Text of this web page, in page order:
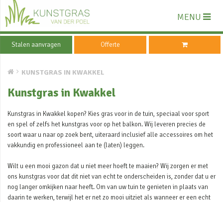
MENU
Stalen aanvragen Offerte
KUNSTGRAS IN KWAKKEL
Kunstgras in Kwakkel
Kunstgras in Kwakkel kopen? Kies gras voor in de tuin, speciaal voor sport
en spel of zelfs het kunstgras voor op het balkon. Wij leveren precies de
soort waar u naar op zoek bent, uiteraard inclusief alle accessoires om het
vakkundig en professioneel aan te (laten) leggen.
Wilt u een mooi gazon dat u niet meer hoeft te maaien? Wij zorgen er met
ons kunstgras voor dat dit niet van echt te onderscheiden is, zonder dat u er
nog langer omkijken naar heeft. Om van uw tuin te genieten in plaats van
daarin te werken, terwijl het er net zo mooi uitziet als wanneer er een echt